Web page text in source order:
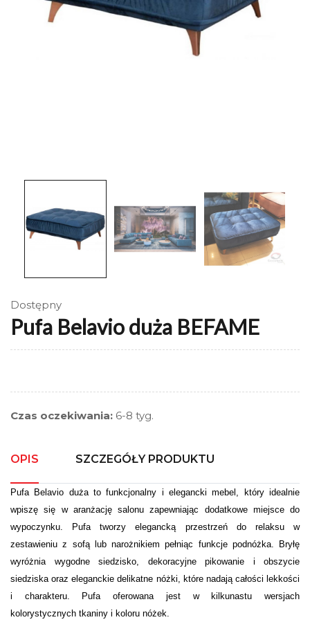
Dostępny
Pufa Belavio duża BEFAME
Czas oczekiwania: 6-8 tyg.
OPIS SZCZEGÓŁY PRODUKTU
Pufa Belavio duża to funkcjonalny i elegancki mebel, który idealnie
wpiszę się w aranżację salonu zapewniając dodatkowe miejsce do
wypoczynku. Pufa tworzy elegancką przestrzeń do relaksu w
zestawieniu z sofą lub narożnikiem pełniąc funkcje podnóżka. Bryłę
wyróżnia wygodne siedzisko, dekoracyjne pikowanie i obszycie
siedziska oraz eleganckie delikatne nóżki, które nadają całości lekkości
i charakteru. Pufa oferowana jest w kilkunastu wersjach
kolorystycznych tkaniny i koloru nóżek.